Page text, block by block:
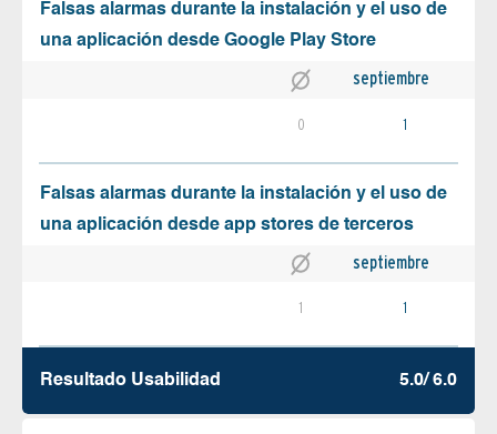
Falsas alarmas durante la instalación y el uso de
una aplicación desde Google Play Store
septiembre
0 1
Falsas alarmas durante la instalación y el uso de
una aplicación desde app stores de terceros
septiembre
1 1
Resultado Usabilidad 5.0/ 6.0